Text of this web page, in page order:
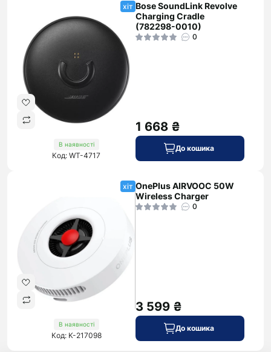
хіт
В наявності
Код: WT-4717
Bose SoundLink Revolve
Charging Cradle
(782298-0010)
0
1 668 ₴
До кошика
хіт
В наявності
Код: K-217098
OnePlus AIRVOOC 50W
Wireless Charger
0
3 599 ₴
До кошика